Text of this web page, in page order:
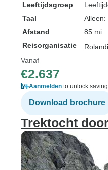
Leeftijdsgroep
Taal
Alleen:
Afstand
85 mi
Reisorganisatie
Vanaf
€2.637
Aanmelden to unlock
Download brochure
Trektocht